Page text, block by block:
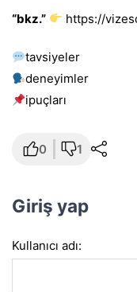
“bkz.” https://
tavsiyeler
deneyimler
i̇puçları
0 1
Giriş yap
Kullanıcı adı: